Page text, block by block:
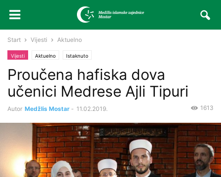
Start Vijesti Aktuelno
Vijesti Aktuelno Istaknuto
Proučena hafiska dova
učenici Medrese Ajli Tipuri
Autor Medžlis Mostar - 11.02.2019. 1613